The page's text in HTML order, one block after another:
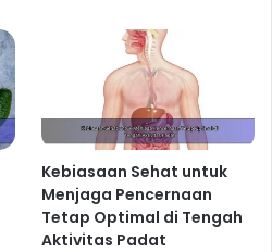
Kebiasaan Sehat untuk
Menjaga Pencernaan
Tetap Optimal di Tengah
Aktivitas Padat